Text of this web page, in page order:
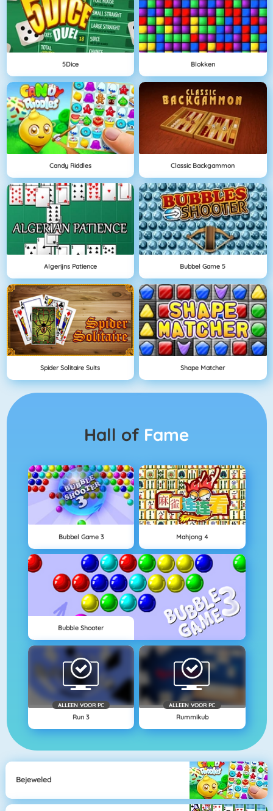
5Dice Blokken
Candy Riddles Classic Backgammon
Algerijns Patience Bubbel Game 5
Spider Solitaire Suits Shape Matcher
Hall of Fame
Bubbel Game 3 Mahjong 4
Bubble Shooter
ALLEEN VOOR PC
Run 3
ALLEEN VOOR PC
Rummikub
Bejeweled